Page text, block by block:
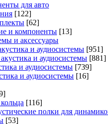
для авто
[122]
[62]
и компоненты [13]
и аксессуары
и аудиосистемы [951]
и аудиосистемы [881]
и аудиосистемы [739]
и аудиосистемы [16]
[116]
полки для
[53]